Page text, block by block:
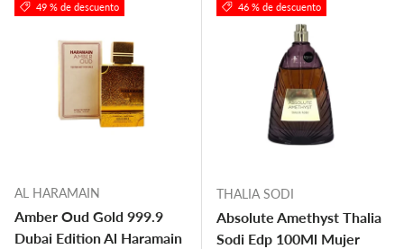
49 % de descuento
AL HARAMAIN
Amber Oud Gold 999.9
Dubai Edition Al Haramain
46 % de descuento
THALIA SODI
Absolute Amethyst Thalia
Sodi Edp 100Ml Mujer